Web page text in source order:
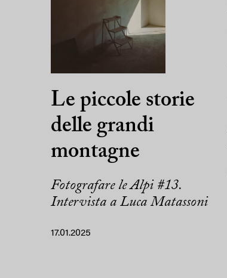
Le piccole storie
delle grandi
montagne
Fotografare le Alpi #13.
Intervista a Luca Matassoni
17.01.2025